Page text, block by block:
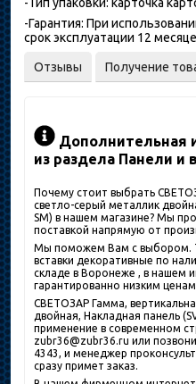
-Гарантия: При
срок эксплуатации 12
Отзывы Получение
Дополнительная
из раздела Панели и
Почему стоит выбрать
светло-серый металлик
SM) в нашем магазине? Мы
поставкой напрямую от
Мы поможем Вам с выбором.
вставки декоративные по
складе в Воронеже , в нашем
гарантированно низким
СВЕТОЗАР Гамма,
двойная, Накладная панель
применение в современном
zubr36@zubr36.ru или
4343, и менеджер
сразу примет заказ.